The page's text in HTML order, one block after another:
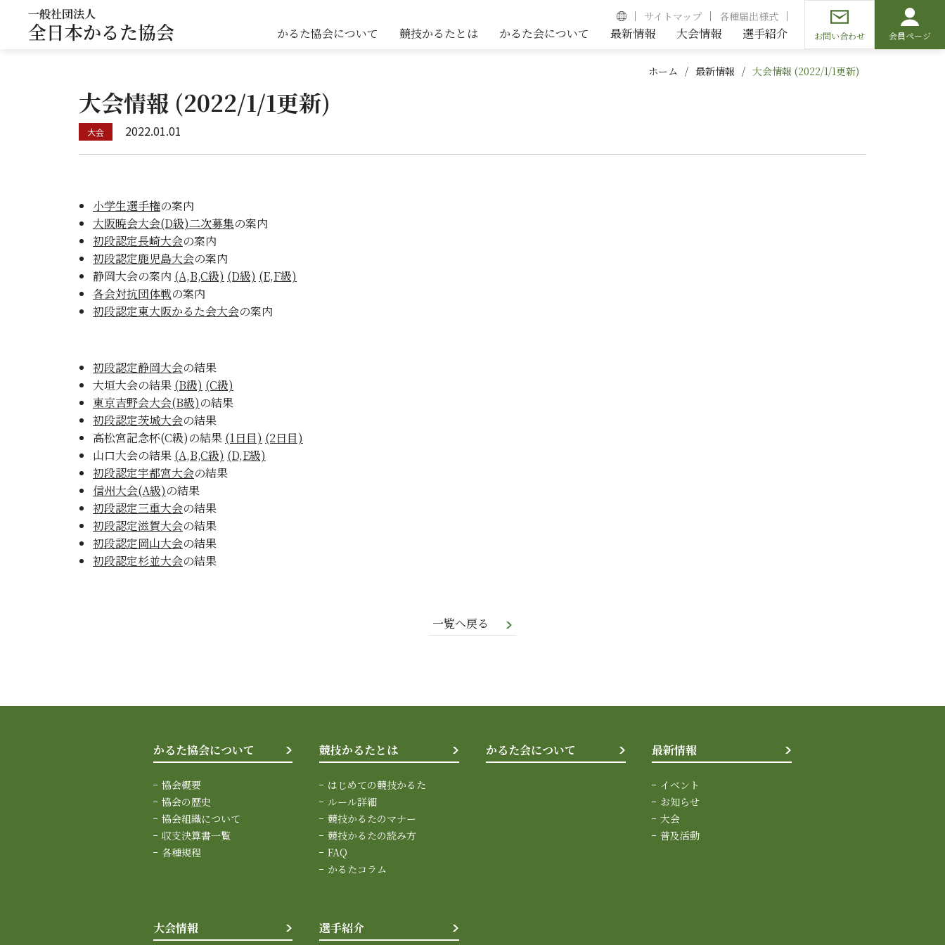
一般社団法人
全日本かるた協会
サイトマップ 各種届出様式
かるた協会について 競技かるたとは かるた会について 最新情報 大会情報 選手紹介 お問い合わせ 会員ページ
ホーム 最新情報 大会情報 (2022/1/1更新)
大会情報 (2022/1/1更新)
2022.01.01
小学生選手権の案内
大阪暁会大会(D級)二次募集の案内
初段認定長崎大会の案内
初段認定鹿児島大会の案内
静岡大会の案内 (A,B,C級) (D級) (E,F級)
各会対抗団体戦の案内
初段認定東大阪かるた会大会の案内
初段認定静岡大会の結果
大垣大会の結果 (B級) (C級)
東京吉野会大会(B級)の結果
初段認定茨城大会の結果
高松宮記念杯(C級)の結果 (1日目) (2日目)
山口大会の結果 (A,B,C級) (D,E級)
初段認定宇都宮大会の結果
信州大会(A級)の結果
初段認定三重大会の結果
初段認定滋賀大会の結果
初段認定岡山大会の結果
初段認定杉並大会の結果
一覧へ戻る
かるた協会について
協会概要
協会の歴史
協会組織について
収支決算書一覧
各種規程
競技かるたとは
はじめての競技かるた
ルール詳細
競技かるたのマナー
競技かるたの読み方
FAQ
かるたコラム
かるた会について 最新情報
イベント
お知らせ
大会
普及活動
大会情報 選手紹介